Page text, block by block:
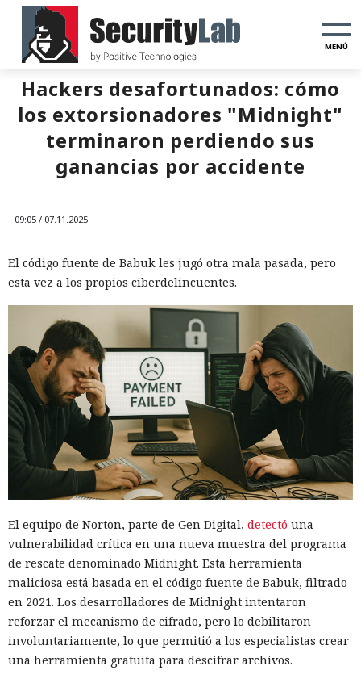
MENÚ
Hackers desafortunados: cómo
los extorsionadores "Midnight"
terminaron perdiendo sus
ganancias por accidente
09:05 / 07.11.2025
El código fuente de Babuk les jugó otra mala pasada, pero
esta vez a los propios ciberdelincuentes.
El equipo de Norton, parte de Gen Digital, detectó una
vulnerabilidad crítica en una nueva muestra del programa
de rescate denominado Midnight. Esta herramienta
maliciosa está basada en el código fuente de Babuk, filtrado
en 2021. Los desarrolladores de Midnight intentaron
reforzar el mecanismo de cifrado, pero lo debilitaron
involuntariamente, lo que permitió a los especialistas crear
una herramienta gratuita para descifrar archivos.